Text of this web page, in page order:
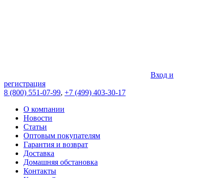
Вход и
регистрация
8 (800) 551-07-99, +7 (499) 403-30-17
О компании
Новости
Статьи
Оптовым покупателям
Гарантия и возврат
Доставка
Домашняя обстановка
Контакты